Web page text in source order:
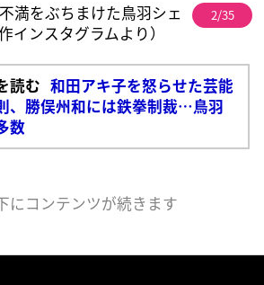
満をぶちまけた鳥羽シェ
インスタグラムより）
2/35
読む 和田アキ子を怒らせた芸能
勝俣州和には鉄拳制裁…鳥羽
数
にコンテンツが続きます